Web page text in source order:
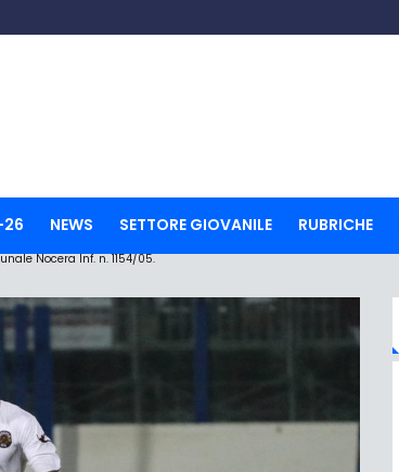
26 NEWS SETTORE GIOVANILE RUBRICHE
Nocera Inf. n. 1154/05.